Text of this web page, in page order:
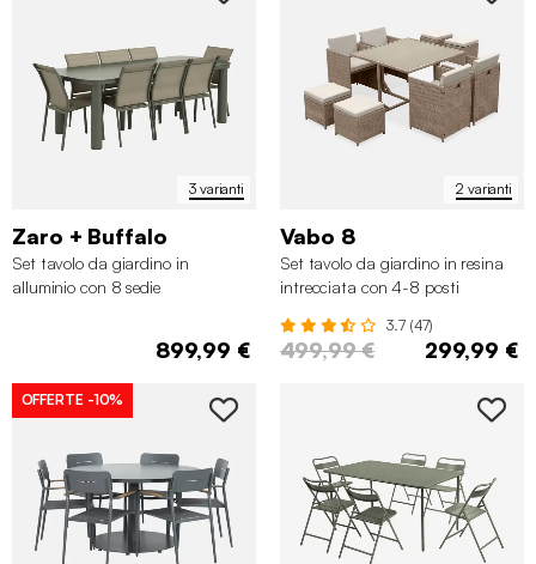
3 varianti
Zaro + Buffalo
Set tavolo da giardino in
alluminio con 8 sedie
899,99 €
2 varianti
Vabo 8
Set tavolo da giardino in resina
intrecciata con 4-8 posti
3.7 (47)
499,99 € 299,99 €
OFFERTE -10%